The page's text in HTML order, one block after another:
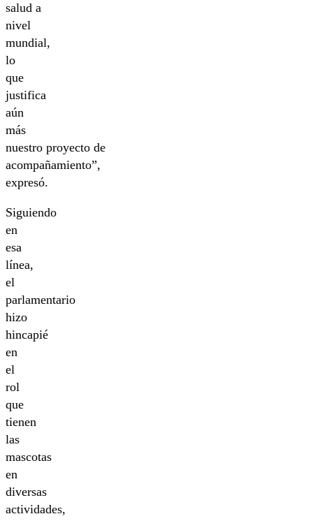
salud a
nivel
mundial,
lo
que
justifica
aún
más
nuestro proyecto de
acompañamiento”,
expresó.
Siguiendo
en
esa
línea,
el
parlamentario
hizo
hincapié
en
el
rol
que
tienen
las
mascotas
en
diversas
actividades,